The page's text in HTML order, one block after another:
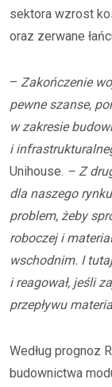
sektora wzrost
oraz zerwane
– Zakończenie
pewne szanse,
w zakresie
i
Unihouse. – Z
dla naszego
problem, żeby
roboczej i
wschodnim. I
i reagował, jeśli
przepływu
Według prognoz
budownictwa